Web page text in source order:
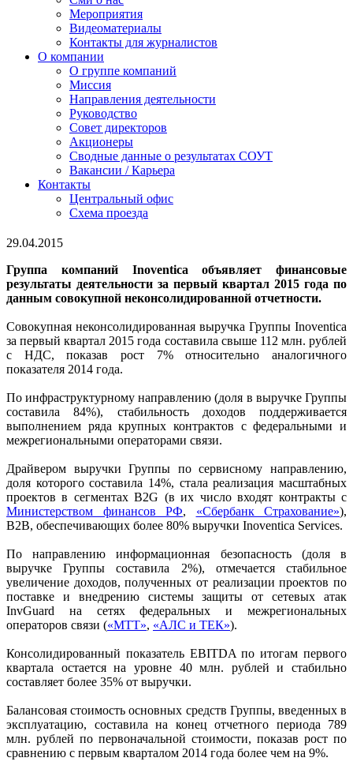
Мероприятия
Видеоматериалы
Контакты для журналистов
О компании
О группе компаний
Миссия
Направления деятельности
Руководство
Совет директоров
Акционеры
Сводные данные о результатах СОУТ
Вакансии / Карьера
Контакты
Центральный офис
Схема проезда
29.04.2015
Группа компаний Inoventica объявляет финансовые
результаты деятельности за первый квартал 2015 года по
данным совокупной неконсолидированной отчетности.
Совокупная неконсолидированная выручка Группы Inoventica
за первый квартал 2015 года составила свыше 112 млн. рублей
с НДС, показав рост 7% относительно аналогичного
показателя 2014 года.
По инфраструктурному направлению (доля в выручке Группы
составила 84%), стабильность доходов поддерживается
выполнением ряда крупных контрактов с федеральными и
межрегиональными операторами связи.
Драйвером выручки Группы по сервисному направлению,
доля которого составила 14%, стала реализация масштабных
проектов в сегментах B2G (в их число входят контракты с
Министерством финансов РФ, «Сбербанк Страхование»),
B2B, обеспечивающих более 80% выручки Inoventica Services.
По направлению информационная безопасность (доля в
выручке Группы составила 2%), отмечается стабильное
увеличение доходов, полученных от реализации проектов по
поставке и внедрению системы защиты от сетевых атак
InvGuard на сетях федеральных и межрегиональных
операторов связи («МТТ», «АЛС и ТЕК»).
Консолидированный показатель EBITDA по итогам первого
квартала остается на уровне 40 млн. рублей и стабильно
составляет более 35% от выручки.
Балансовая стоимость основных средств Группы, введенных в
эксплуатацию, составила на конец отчетного периода 789
млн. рублей по первоначальной стоимости, показав рост по
сравнению с первым кварталом 2014 года более чем на 9%.